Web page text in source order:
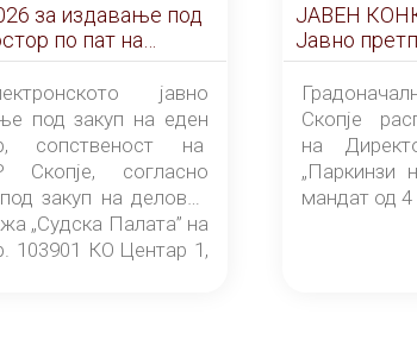
за издавање под
по пат на
НАДДАВАЊЕ
јавно
под закуп на еден
сопственост на
согласно
закуп на деловен
„Судска Палата” на
103901 КО Центар 1,
ЈАВЕН КОНКУРС за избор на
Јавно претпријатие
Центар“ –
Скопје
на
„Паркинзи
мандат од 4